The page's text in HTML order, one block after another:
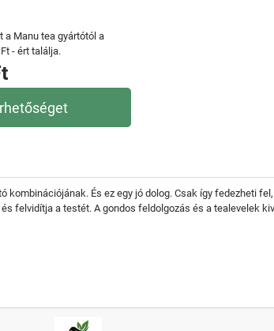
a Manu tea gyártótól a
- ért találja.
kombinációjának. És ez egy jó dolog. Csak így fedezheti
felvidítja a testét. A gondos feldolgozás és a tealevelek